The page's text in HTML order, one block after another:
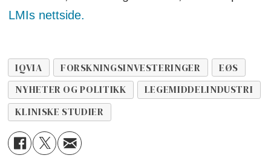
LMIs nettside.
IQVIA FORSKNINGSINVESTERINGER
EØS
NYHETER OG POLITIKK
LEGEMIDDELINDUSTRI
KLINISKE STUDIER